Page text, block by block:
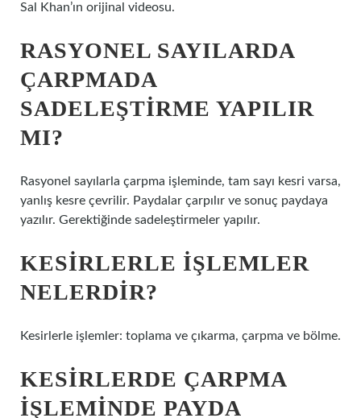
Sal Khan’ın orijinal videosu.
RASYONEL SAYILARDA
ÇARPMADA
SADELEŞTIRME YAPILIR
MI?
Rasyonel sayılarla çarpma işleminde, tam sayı kesri varsa,
yanlış kesre çevrilir. Paydalar çarpılır ve sonuç paydaya
yazılır. Gerektiğinde sadeleştirmeler yapılır.
KESIRLERLE IŞLEMLER
NELERDIR?
Kesirlerle işlemler: toplama ve çıkarma, çarpma ve bölme.
KESIRLERDE ÇARPMA
IŞLEMINDE PAYDA